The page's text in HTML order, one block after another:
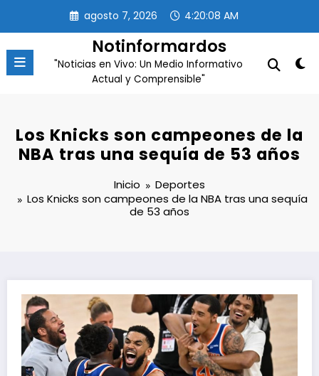
contenido
agosto 7, 2026 4:20:09 AM
Notinformardos
"Noticias en Vivo: Un Medio Informativo
Actual y Comprensible"
Los Knicks son campeones de la
NBA tras una sequía de 53 años
Inicio
Deportes
Los Knicks son campeones de la NBA tras una sequía
de 53 años